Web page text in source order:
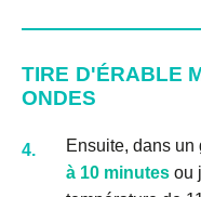
TIRE D'ÉRABLE
ONDES
4. Ensuite, dans
à 10 minutes ou